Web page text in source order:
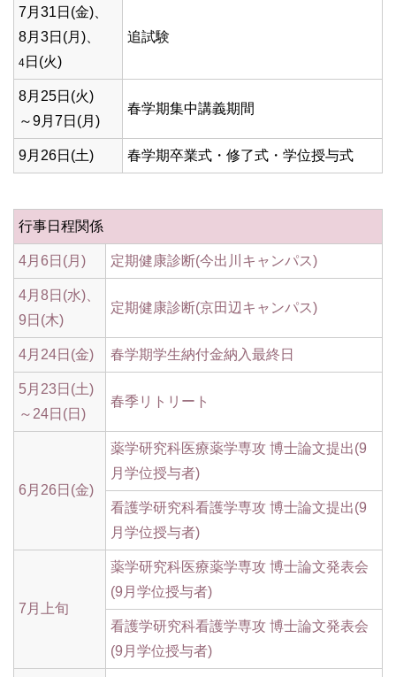
7月31日(金)、
8月3日(月)、
4 日(火)
追試験
8月25日(火)
～9月7日(月)
春学期集中講義期間
9月26日(土) 春学期卒業式・修了式・学位授与式
行事日程関係
4月6日(月) 定期健康診断(今出川キャンパス)
4月8日(水)、
9日(木)
定期健康診断(京田辺キャンパス)
4月24日(金) 春学期学生納付金納入最終日
5月23日(土)
～24日(日)
春季リトリート
6月26日(金)
薬学研究科医療薬学専攻 博士論文提出(9
月学位授与者)
看護学研究科看護学専攻 博士論文提出(9
月学位授与者)
7月上旬
薬学研究科医療薬学専攻 博士論文発表会
(9月学位授与者)
看護学研究科看護学専攻 博士論文発表会
(9月学位授与者)